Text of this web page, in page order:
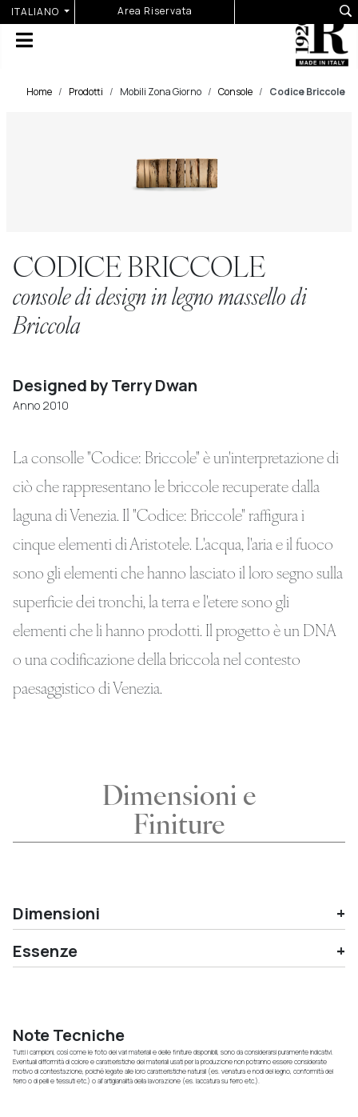
Seleziona la tua lingua
ITALIANO Area Riservata
Home Prodotti Mobili Zona Giorno Console Codice Briccole
CODICE BRICCOLE
console di design in legno massello di
Briccola
Designed by Terry Dwan
Anno 2010
La consolle "Codice: Briccole" è un'interpretazione di
ciò che rappresentano le briccole recuperate dalla
laguna di Venezia. Il "Codice: Briccole" raffigura i
cinque elementi di Aristotele. L'acqua, l'aria e il fuoco
sono gli elementi che hanno lasciato il loro segno sulla
superficie dei tronchi, la terra e l'etere sono gli
elementi che li hanno prodotti. Il progetto è un DNA
o una codificazione della briccola nel contesto
paesaggistico di Venezia.
Dimensioni e
Finiture
Dimensioni
Essenze
Note Tecniche
Tutti i campioni, così come le foto dei vari materiali e delle finiture disponibili, sono da considerarsi puramente indicativi.
Eventuali difformità di colore e caratteristiche dei materiali usati per la produzione non potranno essere considerate
motivo di contestazione, poiché legate alle loro caratteristiche naturali (es. venatura e nodi del legno, conformità del
ferro o di pelli e tessuti etc.) o all’artigianalità della lavorazione (es. laccatura su ferro etc.).